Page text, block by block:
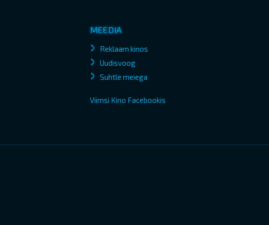
MEEDIA
Reklaam kinos
Uudisvoog
Suhtle meiega
Viimsi Kino Facebookis